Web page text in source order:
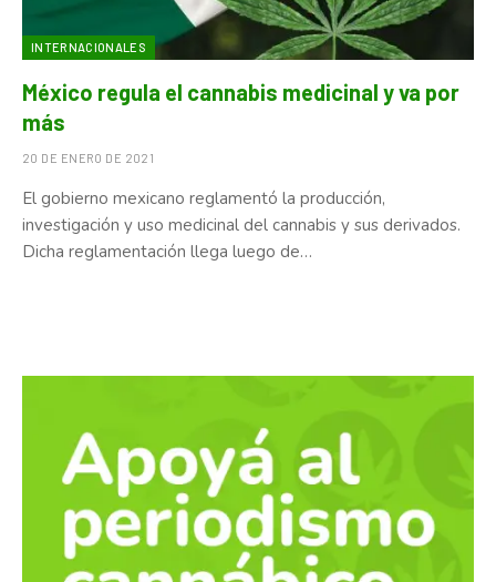
INTERNACIONALES
México regula el cannabis medicinal y va por
más
20 DE ENERO DE 2021
El gobierno mexicano reglamentó la producción,
investigación y uso medicinal del cannabis y sus derivados.
Dicha reglamentación llega luego de…